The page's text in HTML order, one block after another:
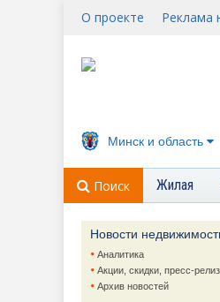
О проекте Реклама
Минск и область
Поиск Жилая
Новости
Аналитика
Акции, скидки, пресс-
Архив новостей